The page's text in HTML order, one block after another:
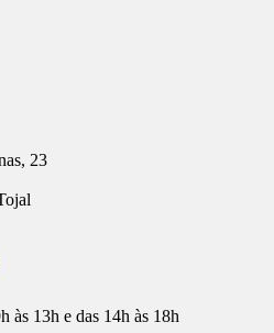
23
às 13h e das 14h às 18h